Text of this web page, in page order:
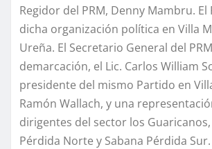
Regidor del PRM, Denny Mambru.
dicha organización política en Villa
Ureña. El Secretario General del
demarcación, el Lic. Carlos William
presidente del mismo Partido en
Ramón Wallach, y una
dirigentes del sector los Guaricanos,
Pérdida Norte y Sabana Pérdida Sur.